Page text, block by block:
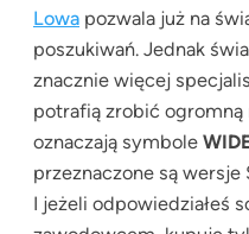
Lowa pozwala już na
poszukiwań. Jednak
znacznie więcej
potrafią zrobić ogromną
oznaczają symbole
przeznaczone są wersje
I jeżeli odpowiedziałeś